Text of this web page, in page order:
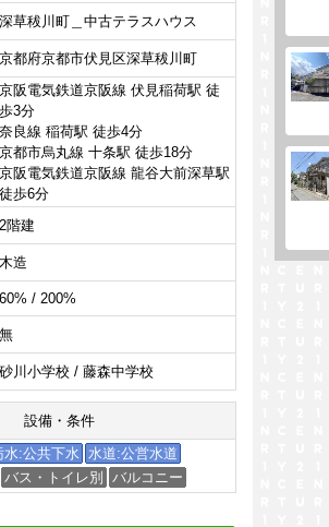
深草秡川町＿中古テラスハウス
京都府京都市伏見区深草秡川町
京阪電気鉄道京阪線 伏見稲荷駅 徒
歩3分
奈良線 稲荷駅 徒歩4分
京都市烏丸線 十条駅 徒歩18分
京阪電気鉄道京阪線 龍谷大前深草駅
徒歩6分
2階建
木造
60% / 200%
無
砂川小学校 / 藤森中学校
設備・条件
水:公共下水 水道:公営水道
バス・トイレ別 バルコニー